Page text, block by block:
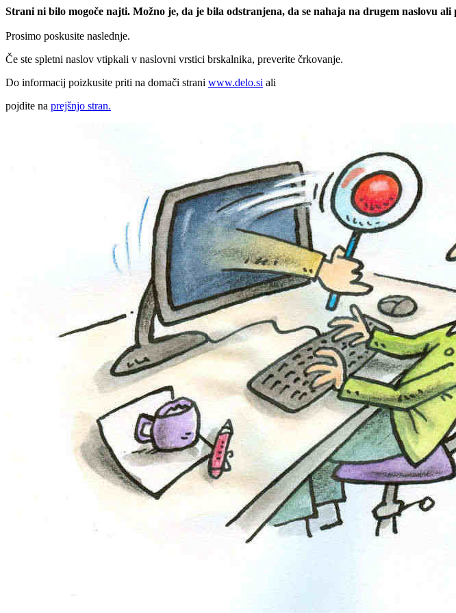
Strani ni bilo mogoče najti. Možno je, da je bila odstranjena, da se nahaja na drugem naslovu ali
Prosimo poskusite naslednje.
Če ste spletni naslov vtipkali v naslovni vrstici brskalnika, preverite črkovanje.
Do informacij poizkusite priti na domači strani www.delo.si ali
pojdite na prejšnjo stran.